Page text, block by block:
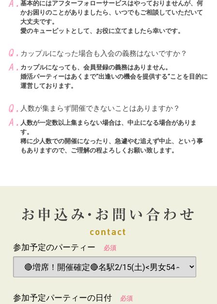
基本的にはアフターフォローサービスはやっておりませんが、何
かお困りのことがありましたら、いつでもご相談していただいて
大丈夫です。
愛のキューピットとして、お役に立てましたら幸いです。
カップルになった場合も入会の義務はないですか？
カップルになっても、会員登録の義務はありません。
婚活パーティーはあくまで”出逢いの機会を提供する”ことを目的に
運営しております。
人数が集まらず開催できないことはありますか？
人数が一定数以上集まらない場合は、中止になる場合がありま
す。
稀に少人数での開催になったり、急遽やむ追えず中止、という事
もありますので、ご理解の程よろしくお願い致します。
参加予定のパーティー 必須
参加予定パーティーの日付 必須